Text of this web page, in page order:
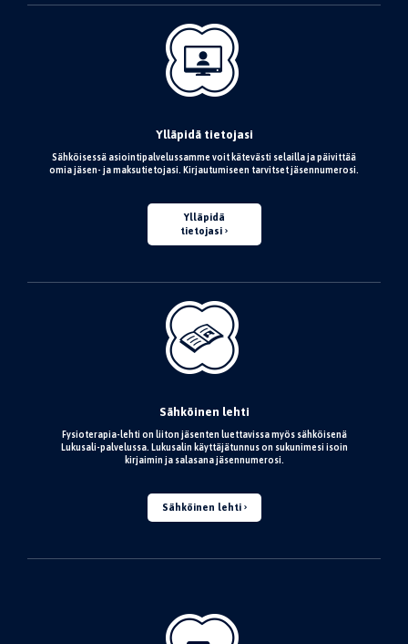
Ylläpidä tietojasi
Sähköisessä asiointipalvelussamme voit kätevästi selailla ja päivittää
omia jäsen- ja maksutietojasi. Kirjautumiseen tarvitset jäsennumerosi.
Ylläpidä
tietojasi
Sähköinen lehti
Fysioterapia-lehti on liiton jäsenten luettavissa myös sähköisenä
Lukusali-palvelussa. Lukusalin käyttäjätunnus on sukunimesi isoin
kirjaimin ja salasana jäsennumerosi.
Sähköinen lehti